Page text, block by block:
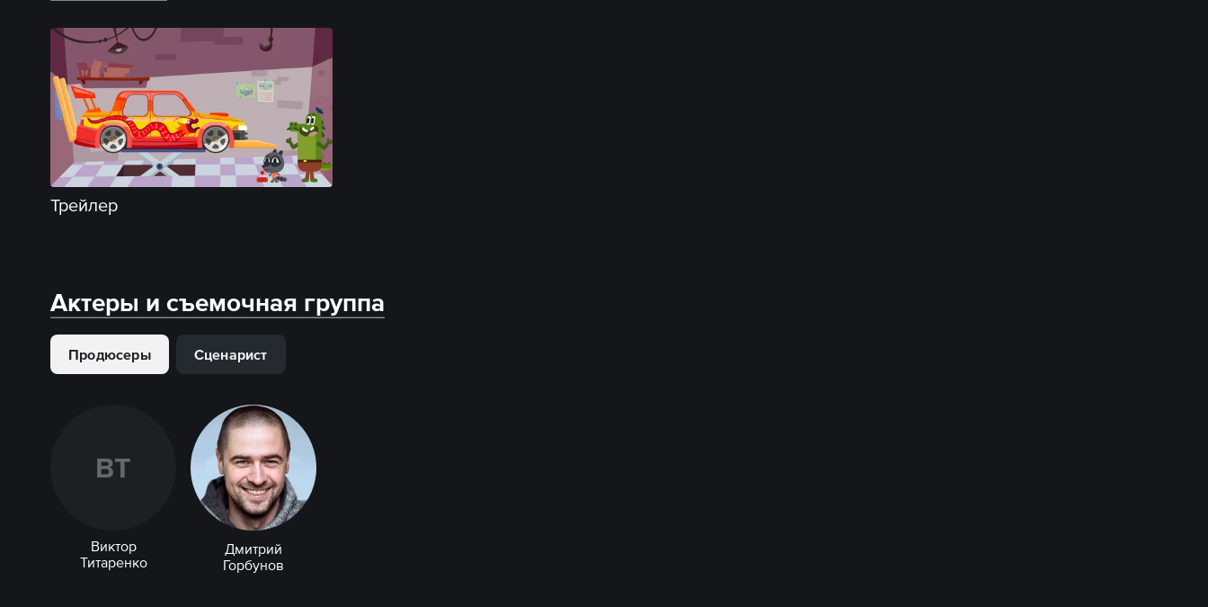
Трейлер
Актеры и съемочная группа
Продюсеры Сценарист
ВТ
Виктор
Титаренко
Дмитрий
Горбунов